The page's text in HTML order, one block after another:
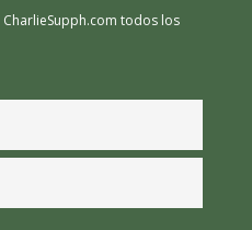
CharlieSupph.com todos los